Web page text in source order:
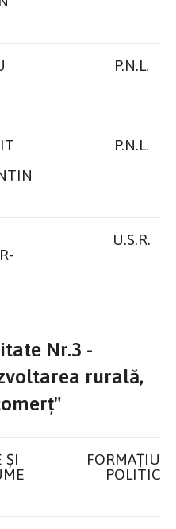
P.N.L.
P.N.L.
U.S.R.
Nr.3 -
rurală,
ŞI
POLITICA